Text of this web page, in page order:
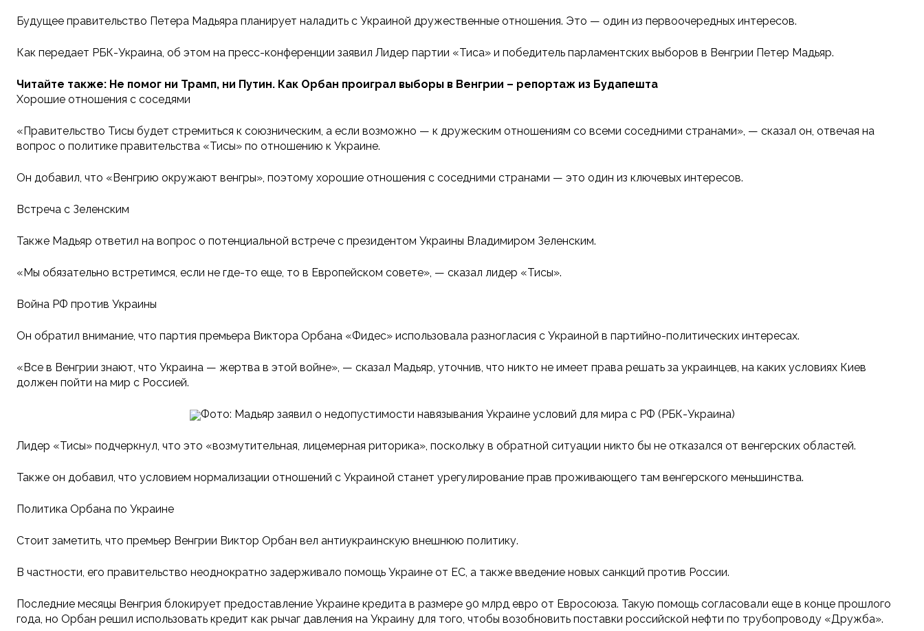
Будущее правительство Петера Мадьяра планирует наладить с Украиной дружественные отношения. Это — один из первоочередных интересов.
Как передает РБК-Украина, об этом на пресс-конференции заявил Лидер партии «Тиса» и победитель парламентских выборов в Венгрии Петер Мадьяр.
Читайте также: Не помог ни Трамп, ни Путин. Как Орбан проиграл выборы в Венгрии – репортаж из Будапешта
Хорошие отношения с соседями
«Правительство Тисы будет стремиться к союзническим, а если возможно — к дружеским отношениям со всеми соседними странами», — сказал он, отвечая на
вопрос о политике правительства «Тисы» по отношению к Украине.
Он добавил, что «Венгрию окружают венгры», поэтому хорошие отношения с соседними странами — это один из ключевых интересов.
Встреча с Зеленским
Также Мадьяр ответил на вопрос о потенциальной встрече с президентом Украины Владимиром Зеленским.
«Мы обязательно встретимся, если не где-то еще, то в Европейском совете», — сказал лидер «Тисы».
Война РФ против Украины
Он обратил внимание, что партия премьера Виктора Орбана «Фидес» использовала разногласия с Украиной в партийно-политических интересах.
«Все в Венгрии знают, что Украина — жертва в этой войне», — сказал Мадьяр, уточнив, что никто не имеет права решать за украинцев, на каких условиях Киев
должен пойти на мир с Россией.
Фото: Мадьяр заявил о недопустимости навязывания Украине условий для мира с РФ (РБК-Украина)
Лидер «Тисы» подчеркнул, что это «возмутительная, лицемерная риторика», поскольку в обратной ситуации никто бы не отказался от венгерских областей.
Также он добавил, что условием нормализации отношений с Украиной станет урегулирование прав проживающего там венгерского меньшинства.
Политика Орбана по Украине
Стоит заметить, что премьер Венгрии Виктор Орбан вел антиукраинскую внешнюю политику.
В частности, его правительство неоднократно задерживало помощь Украине от ЕС, а также введение новых санкций против России.
Последние месяцы Венгрия блокирует предоставление Украине кредита в размере 90 млрд евро от Евросоюза. Такую помощь согласовали еще в конце прошлого
года, но Орбан решил использовать кредит как рычаг давления на Украину для того, чтобы возобновить поставки российской нефти по трубопроводу «Дружба».